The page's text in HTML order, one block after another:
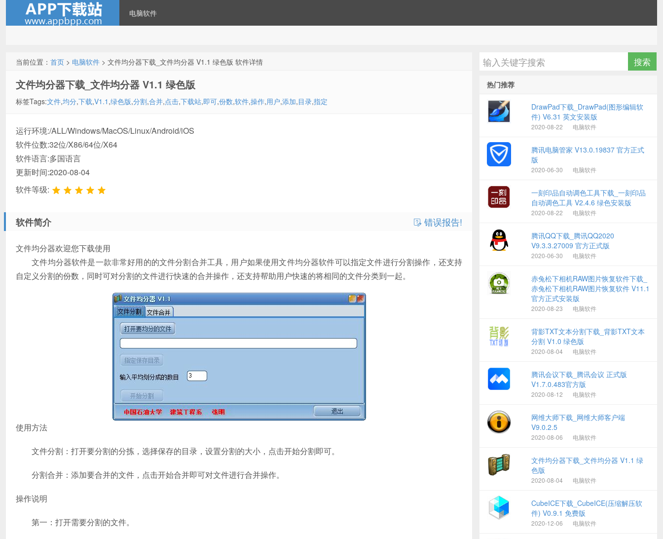
电脑软件
当前位置： 首页 > 电脑软件 > 文件均分器下载_文件均分器 V1.1 绿色版 软件详情
文件均分器下载_文件均分器 V1.1 绿色版
标签Tags:文件,均分,下载,V1.1 ,绿色版,分割,合并,点击,下载站,即可,份数,软件,操作,用户,添加,目录,指定
运行环境:/ALL/Windows/MacOS/Linux/Android/iOS
软件位数:32位/X86/64位/X64
软件语言:多国语言
更新时间:2020-08-04
软件等级:
软件简介 错误报告!
文件均分器欢迎您下载使用
文件均分器软件是一款非常好用的的文件分割合并工具，用户如果使用文件均分器软件可以指定文件进行分割操作，还支持
自定义分割的份数，同时可对分割的文件进行快速的合并操作，还支持帮助用户快速的将相同的文件分类到一起。
使用方法
文件分割：打开要分割的分拣，选择保存的目录，设置分割的大小，点击开始分割即可。
分割合并：添加要合并的文件，点击开始合并即可对文件进行合并操作。
操作说明
第一：打开需要分割的文件。
热门推荐
DrawPad下载_DrawPad(图形编辑软
件) V6.31 英文安装版
2020-08-22 电脑软件
腾讯电脑管家 V13.0.19837 官方正式
版
2020-06-30 电脑软件
一刻印品自动调色工具下载_一刻印品
自动调色工具 V2.4.6 绿色安装版
2020-08-22 电脑软件
腾讯QQ下载_腾讯QQ2020
V9.3.3.27009 官方正式版
2020-06-30 电脑软件
赤兔松下相机RAW图片恢复软件下载_
赤兔松下相机RAW图片恢复软件 V11.1
官方正式安装版
2020-08-23 电脑软件
背影TXT文本分割下载_背影TXT文本
分割 V1.0 绿色版
2020-08-04 电脑软件
腾讯会议下载_腾讯会议 正式版
V1.7.0.483官方版
2020-08-12 电脑软件
网维大师下载_网维大师客户端
V9.0.2.5
2020-08-06 电脑软件
文件均分器下载_文件均分器 V1.1 绿
色版
2020-08-04 电脑软件
CubeICE下载_CubeICE(压缩解压软
件) V0.9.1 免费版
2020-12-06 电脑软件